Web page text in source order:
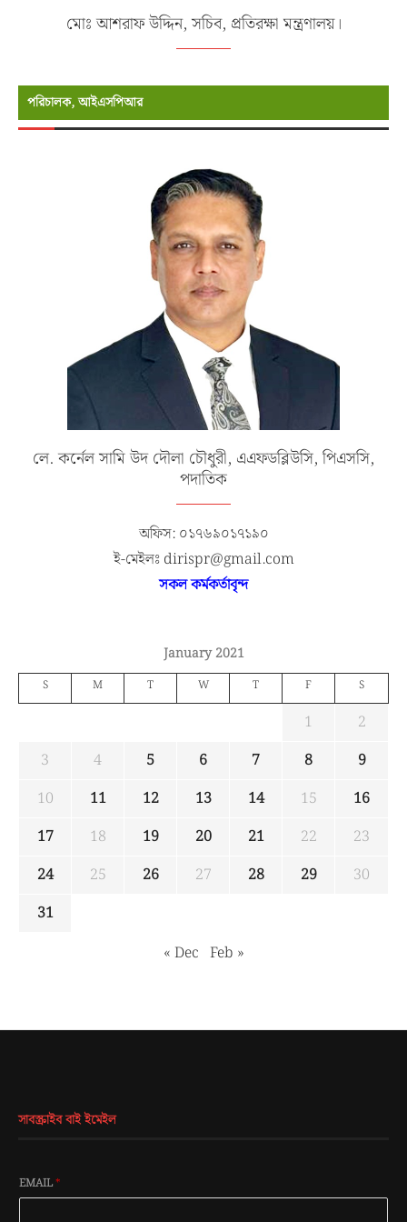
মোঃ আশরাফ উদ্দিন, সচিব, প্রতিরক্ষা মন্ত্রণালয়।
পরিচালক, আইএসপিআর
লে. কর্নেল সামি উদ দৌলা চৌধুরী, এএফডব্লিউসি, পিএসসি,
পদাতিক
অফিস: ০১৭৬৯০১৭১৯০
ই-মেইলঃ dirispr@gmail.com
সকল কর্মকর্তাবৃন্দ
January 2021
S M T W T F S
1
2
3
4 5 6 7 8
9
10
11 12 13 14 15
16
17
18 19 20 21 22
23
24
25 26 27 28 29
30
31
« Dec Feb »
সাবস্ক্রাইব বাই ইমেইল
EMAIL*